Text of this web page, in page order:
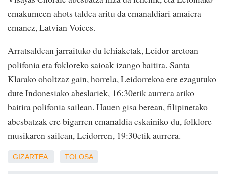
emakumeen ahots taldea aritu da emanaldiari amaiera
emanez, Latvian Voices.
Arratsaldean jarraituko du lehiaketak, Leidor aretoan
polifonia eta fokloreko saioak izango baitira. Santa
Klarako oholtzaz gain, horrela, Leidorrekoa ere ezagutuko
dute Indonesiako abeslariek, 16:30etik aurrera ariko
baitira polifonia sailean. Hauen gisa berean, filipinetako
abesbatzak ere bigarren emanaldia eskainiko du, folklore
musikaren sailean, Leidorren, 19:30etik aurrera.
GIZARTEA TOLOSA